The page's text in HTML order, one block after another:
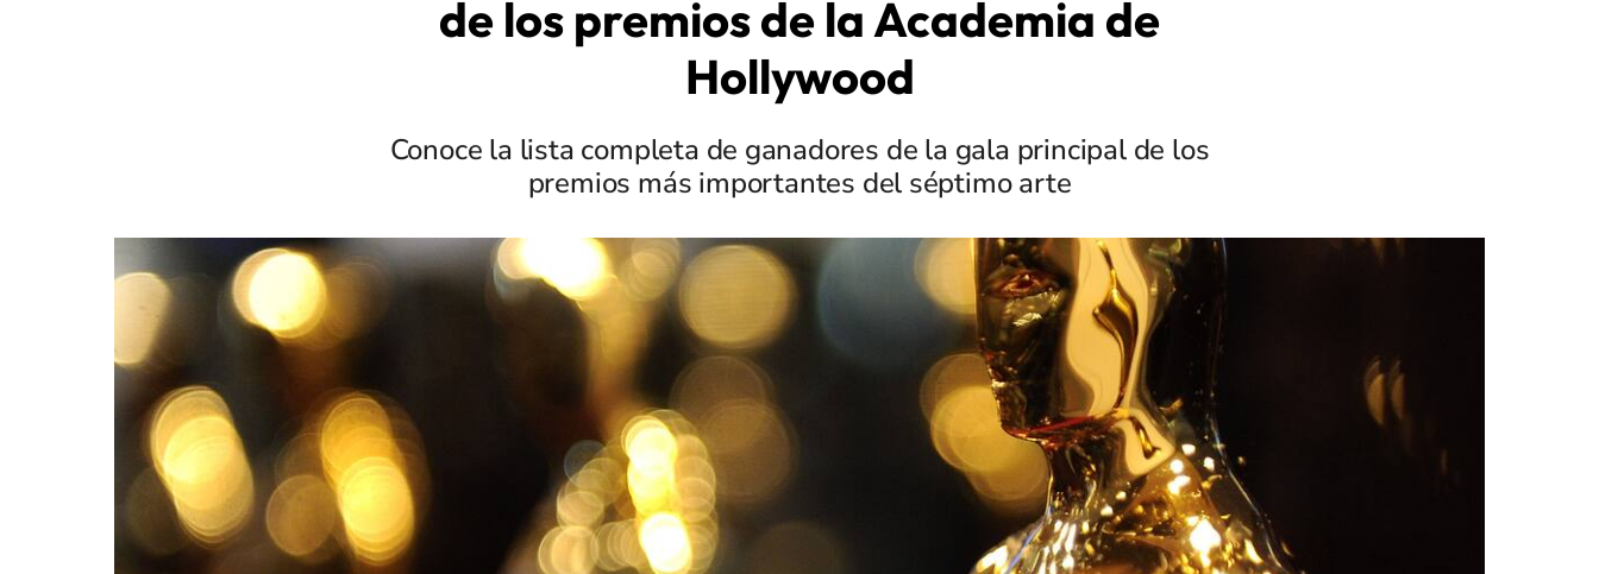
de los premios de la Academia de
Hollywood
Conoce la lista completa de ganadores de la gala principal de los
premios más importantes del séptimo arte